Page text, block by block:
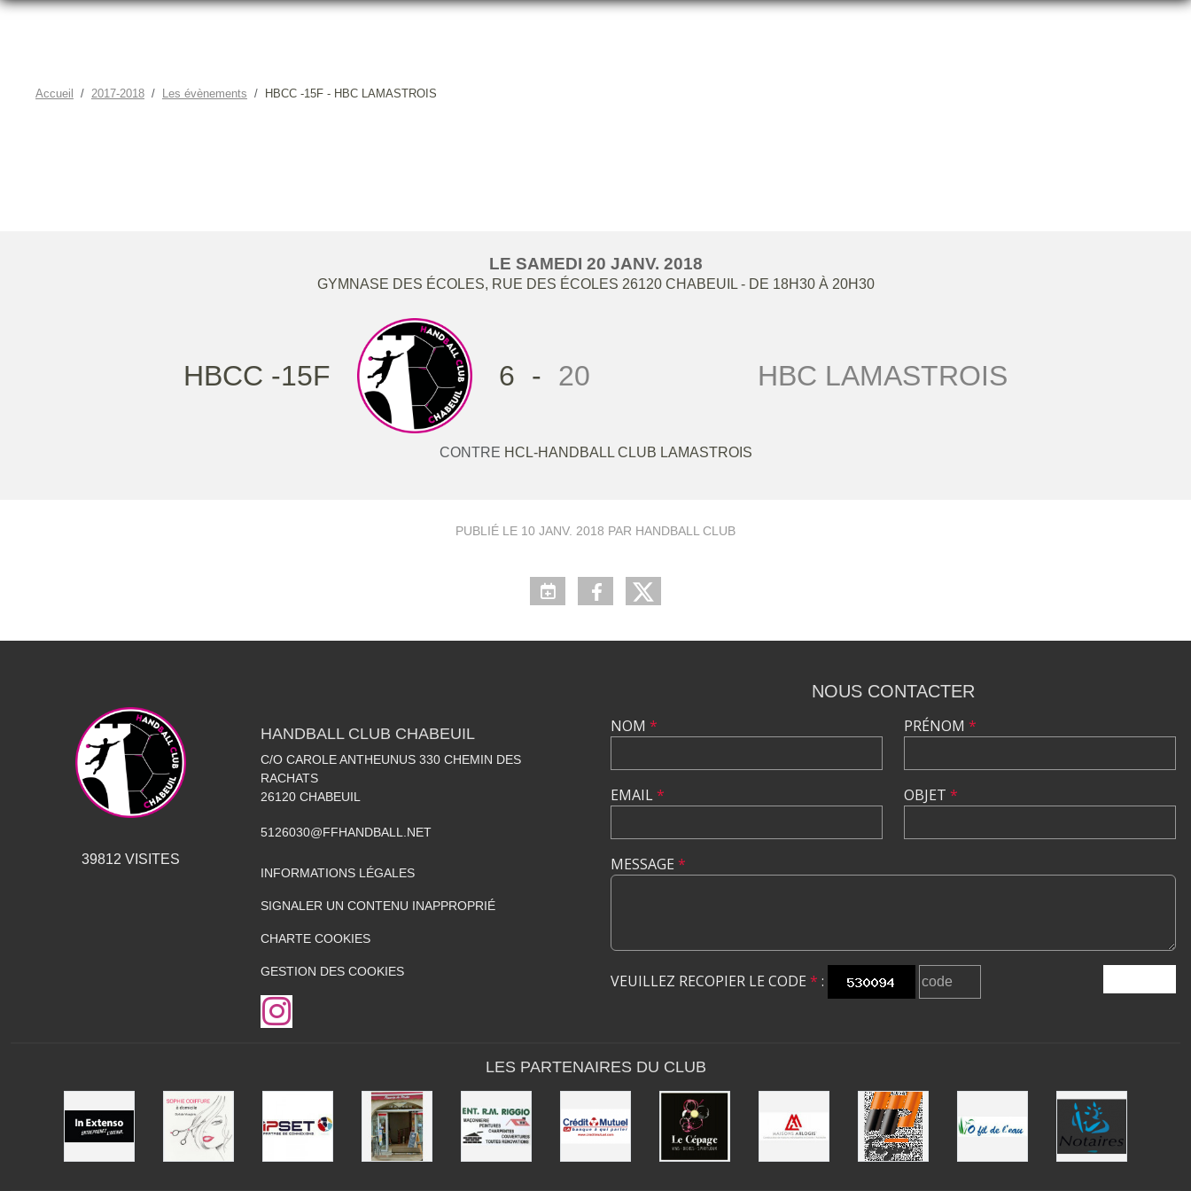
Accueil 2017-2018 Les évènements HBCC -15F - HBC LAMASTROIS
LE SAMEDI 20 JANV. 2018
GYMNASE DES ÉCOLES, RUE DES ÉCOLES 26120 CHABEUIL - DE 18H30 À 20H30
HBCC -15F 6 - 20 HBC LAMASTROIS
CONTRE HCL-HANDBALL CLUB LAMASTROIS
PUBLIÉ LE 10 JANV. 2018 PAR HANDBALL CLUB
39812 VISITES
HANDBALL CLUB CHABEUIL
C/O CAROLE ANTHEUNUS 330 CHEMIN DES
RACHATS
26120 CHABEUIL
5126030@FFHANDBALL.NET
INFORMATIONS LÉGALES
SIGNALER UN CONTENU INAPPROPRIÉ
CHARTE COOKIES
GESTION DES COOKIES
NOUS CONTACTER
NOM *
EMAIL*
PRÉNOM *
OBJET *
MESSAGE *
VEUILLEZ RECOPIER LE CODE * :
LES PARTENAIRES DU CLUB